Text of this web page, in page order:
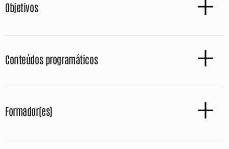
Objetivos
Conteúdos programáticos
Formador(es)